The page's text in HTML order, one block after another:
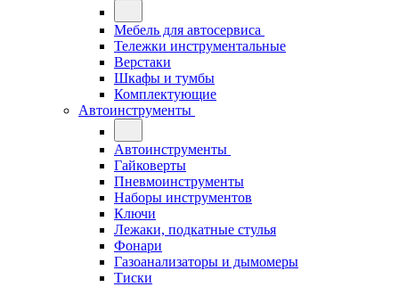
Мебель для автосервиса
Тележки инструментальные
Верстаки
Шкафы и тумбы
Комплектующие
Автоинструменты
Автоинструменты
Гайковерты
Пневмоинструменты
Наборы инструментов
Ключи
Лежаки, подкатные стулья
Фонари
Газоанализаторы и дымомеры
Тиски